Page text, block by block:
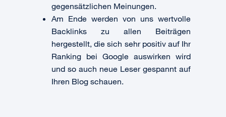
gegensätzlichen Meinungen.
Am Ende werden von uns wertvolle
Backlinks zu allen Beiträgen
hergestellt, die sich sehr positiv auf Ihr
Ranking bei Google auswirken wird
und so auch neue Leser gespannt auf
Ihren Blog schauen.